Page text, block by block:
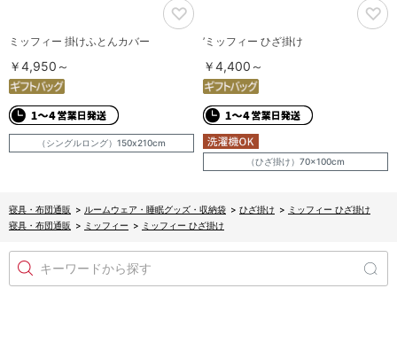
ミッフィー 掛けふとんカバー
￥4,950～
（シングルロング）150x210cm
’ミッフィー ひざ掛け
￥4,400～
（ひざ掛け）70×100cm
寝具・布団通販 > ルームウェア・睡眠グッズ・収納袋 > ひざ掛け > ミッフィー ひざ掛け
寝具・布団通販 > ミッフィー > ミッフィー ひざ掛け
キーワードから探す